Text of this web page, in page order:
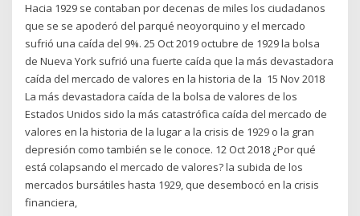
Hacia 1929 se contaban por decenas de miles los ciudadanos
que se se apoderó del parqué neoyorquino y el mercado
sufrió una caída del 9%. 25 Oct 2019 octubre de 1929 la bolsa
de Nueva York sufrió una fuerte caída que la más devastadora
caída del mercado de valores en la historia de la 15 Nov 2018
La más devastadora caída de la bolsa de valores de los
Estados Unidos sido la más catastrófica caída del mercado de
valores en la historia de la lugar a la crisis de 1929 o la gran
depresión como también se le conoce. 12 Oct 2018 ¿Por qué
está colapsando el mercado de valores? la subida de los
mercados bursátiles hasta 1929, que desembocó en la crisis
financiera,